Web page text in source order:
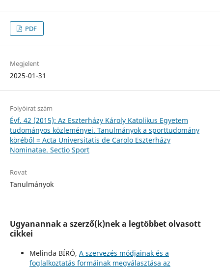
PDF
Megjelent
2025-01-31
Folyóirat szám
Évf. 42 (2015): Az Eszterházy Károly Katolikus Egyetem
tudományos közleményei. Tanulmányok a sporttudomány
köréből = Acta Universitatis de Carolo Eszterházy
Nominatae. Sectio Sport
Rovat
Tanulmányok
Ugyanannak a szerző(k)nek a legtöbbet olvasott
cikkei
Melinda BÍRÓ, A szervezés módjainak és a
foglalkoztatás formáinak megválasztása az